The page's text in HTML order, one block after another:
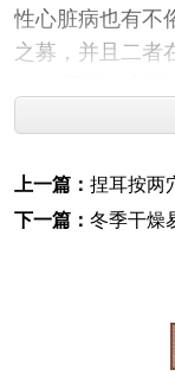
性心脏病也有不
之募，并且二者
在心烦、心悸
证候，最常见的
厥阴肝经循行部
胁肋疼痛，尤
六分，两乳头
在”的特点，选
上一篇： 捏耳按两
下一篇： 冬季干燥易